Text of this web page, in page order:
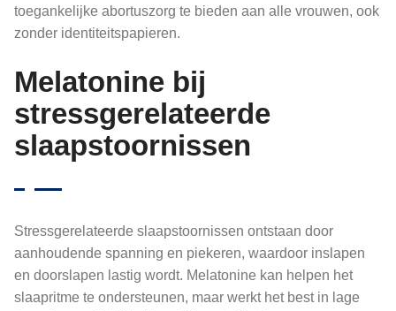
toegankelijke abortuszorg te bieden aan alle vrouwen, ook
zonder identiteitspapieren.
Melatonine bij
stressgerelateerde
slaapstoornissen
Stressgerelateerde slaapstoornissen ontstaan door
aanhoudende spanning en piekeren, waardoor inslapen
en doorslapen lastig wordt. Melatonine kan helpen het
slaapritme te ondersteunen, maar werkt het best in lage